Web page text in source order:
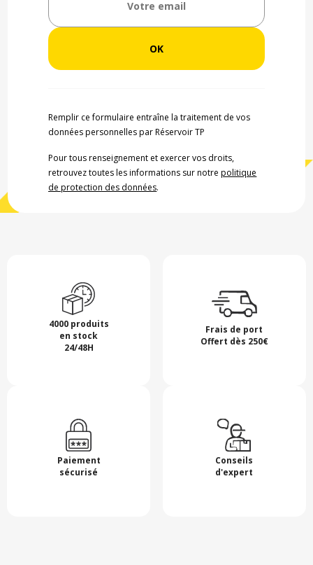
Remplir ce formulaire entraîne la traitement de vos
données personnelles par Réservoir TP
Pour tous renseignement et exercer vos droits,
retrouvez toutes les informations sur notrepolitique
de protection des données.
4000 produits
en stock
24/48H
Frais de port
Offert dès 250€
Paiement
sécurisé
Conseils
d'expert